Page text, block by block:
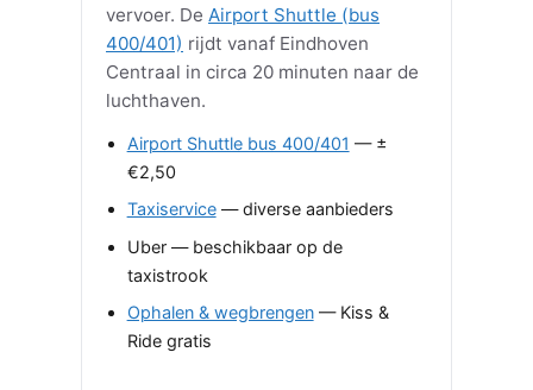
vervoer. De Airport Shuttle (bus
400/401) rijdt vanaf Eindhoven
Centraal in circa 20 minuten naar de
luchthaven.
Airport Shuttle bus 400/401 — ±
€2,50
Taxiservice— diverse aanbieders
Uber — beschikbaar op de
taxistrook
Ophalen & wegbrengen— Kiss &
Ride gratis